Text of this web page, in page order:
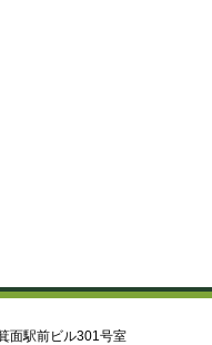
面駅前ビル301号室